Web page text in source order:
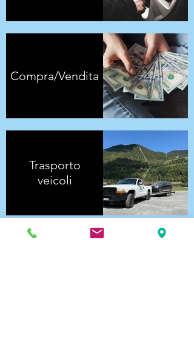
Compra/Vendita
Trasporto
veicoli